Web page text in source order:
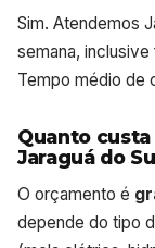
Sim. Atendemos
semana,
Tempo médio de
Quanto
Jaraguá do
O orçamento é
depende do tipo